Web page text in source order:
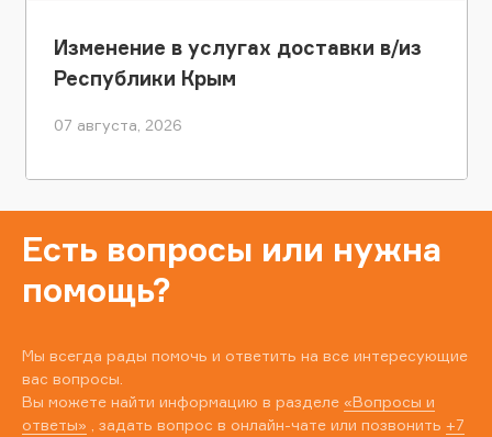
Изменение в услугах доставки в/из
Республики Крым
07 августа, 2026
Есть вопросы или нужна
помощь?
Мы всегда рады помочь и ответить на все интересующие
вас вопросы.
Вы можете найти информацию в разделе «Вопросы и
ответы» , задать вопрос в онлайн-чате или позвонить +7